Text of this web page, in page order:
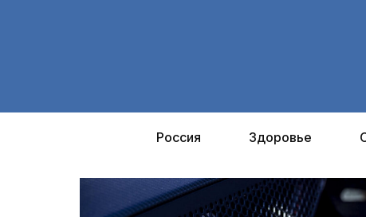
Россия Здоровье